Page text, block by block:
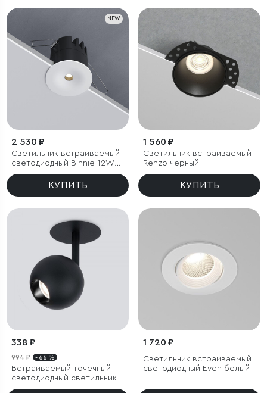
NEW
2 530 ₽
Светильник встраиваемый
светодиодный Binnie 12W
3000K белый
КУПИТЬ
1 560 ₽
Светильник встраиваемый
Renzo черный
КУПИТЬ
338 ₽
994 ₽ - 66 %
Встраиваемый точечный
светодиодный светильник
1 720 ₽
Светильник встраиваемый
светодиодный Even белый